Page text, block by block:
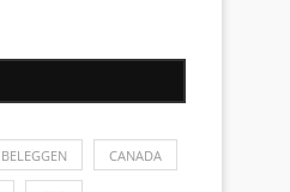
BELEGGEN CANADA